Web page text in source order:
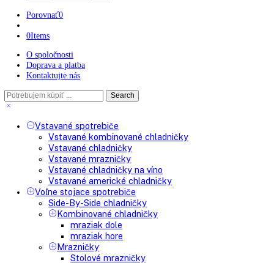
Gastrozóna
Porovnať0
0Items
O spoločnosti
Kontaktujte nás
Search
Vstavané spotrebiče
Vstavané kombinované chladničky
Vstavané chladničky
Vstavané mrazničky
Vstavané chladničky na víno
Vstavané americké chladničky
Voľne stojace spotrebiče